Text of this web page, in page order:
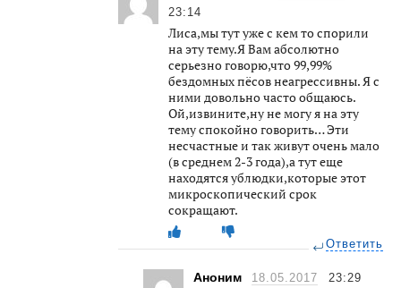
23:14
Лиса,мы тут уже с кем то спорили
на эту тему.Я Вам абсолютно
серьезно говорю,что 99,99%
бездомных пёсов неагрессивны. Я с
ними довольно часто общаюсь.
Ой,извините,ну не могу я на эту
тему спокойно говорить… Эти
несчастные и так живут очень мало
(в среднем 2-3 года),а тут еще
находятся ублюдки,которые этот
микроскопический срок
сокращают.
Ответить
Аноним 18.05.2017 23:29